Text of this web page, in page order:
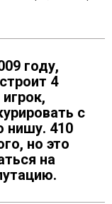
году,
4
с
нишу. 410
но это
на